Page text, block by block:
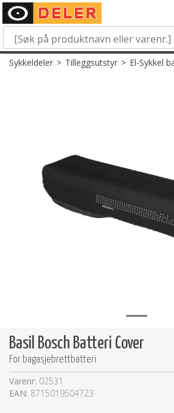
Sykkeldeler>Tilleggsutstyr>El-Sykkel
Basil Bosch Batteri Cover
For bagasjebrettbatteri
Varenr: 02531
EAN: 8715019504723